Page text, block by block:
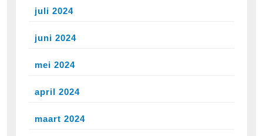
juli 2024
juni 2024
mei 2024
april 2024
maart 2024